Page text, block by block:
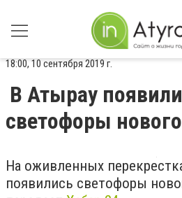
18:00, 10 сентября 2019 г.
В Атырау
светофоры
На оживленных
появились светофоры